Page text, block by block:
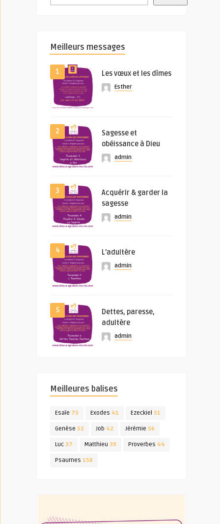
Meilleurs messages
1 Les vœux et les dîmes
Esther
2
Sagesse et
obéissance à Dieu
admin
3
Acquérir & garder la
sagesse
admin
4 L’adultère
admin
5
Dettes, paresse,
adultère
admin
Meilleures balises
Esaïe 75 Exodes 41 Ezeckiel 51
Genèse 52 Job 42 Jérémie 56
Luc 37 Matthieu 39 Proverbes 44
Psaumes 158